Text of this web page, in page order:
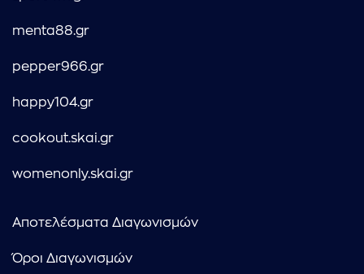
menta88.gr
pepper966.gr
happy104.gr
cookout.skai.gr
womenonly.skai.gr
Αποτελέσματα Διαγωνισμών
Όροι Διαγωνισμών